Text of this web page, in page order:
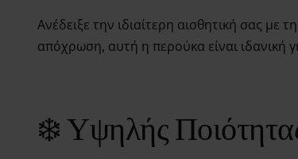
Ανέδειξε την ιδιαίτερη αισθητική σας με τη
απόχρωση, αυτή η περούκα είναι ιδανική
❄️ Υψηλής